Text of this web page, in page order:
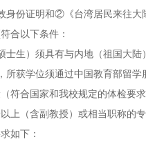
份证明和②《台湾居民来往大
合以下条件：
士生）须具有与内地（祖国大
所获学位须通过中国教育部留学
符合国家和我校规定的体检要
上（含副教授）或相当职称的
如下：